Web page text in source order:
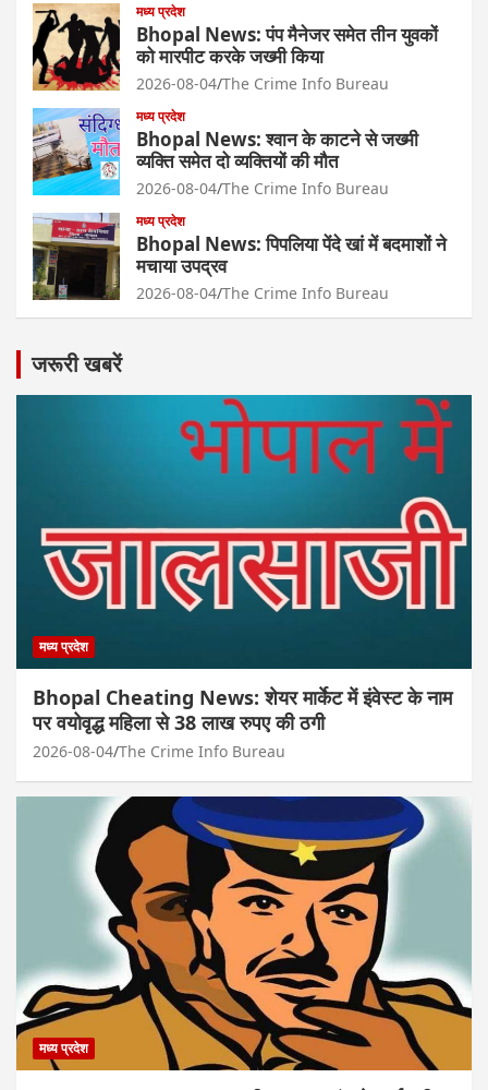
मध्य प्रदेश
Bhopal News: पंप मैनेजर समेत तीन युवकों
को मारपीट करके जख्मी किया
2026-08-04 The Crime Info Bureau
मध्य प्रदेश
Bhopal News: श्वान के काटने से जख्मी
व्यक्ति समेत दो व्यक्तियों की मौत
2026-08-04 The Crime Info Bureau
मध्य प्रदेश
Bhopal News: पिपलिया पेंदे खां में बदमाशों ने
मचाया उपद्रव
2026-08-04 The Crime Info Bureau
जरूरी खबरें
मध्य प्रदेश
Bhopal Cheating News: शेयर मार्केट में इंवेस्ट के नाम
पर वयोवृद्ध महिला से 38 लाख रुपए की ठगी
2026-08-04 The Crime Info Bureau
मध्य प्रदेश